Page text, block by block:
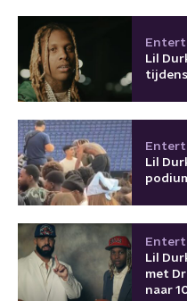
Lil
Lil
Lil
met
naar